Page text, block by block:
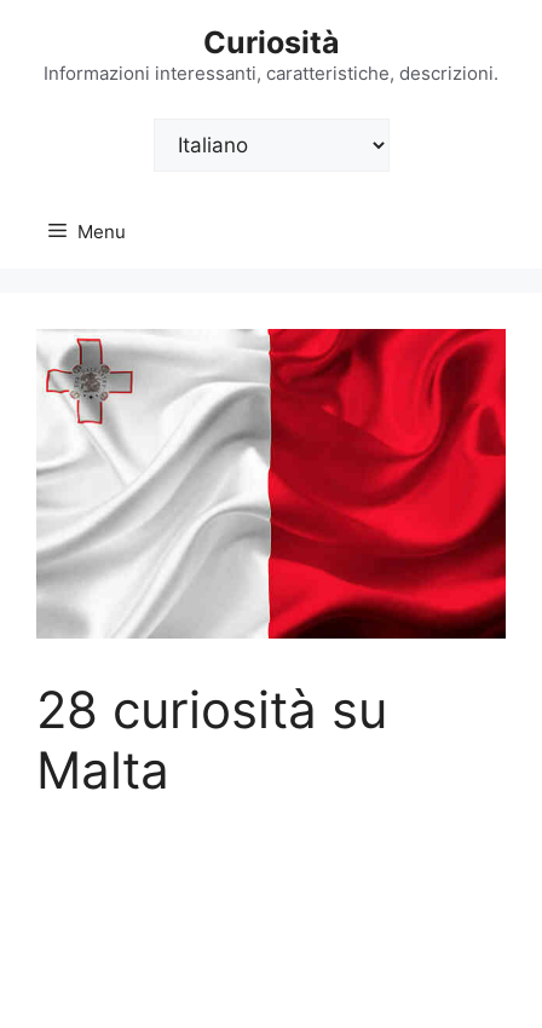
contenuto
Curiosità
Informazioni interessanti, caratteristiche, descrizioni.
Scegli
Menu
28 curiosità su
Malta